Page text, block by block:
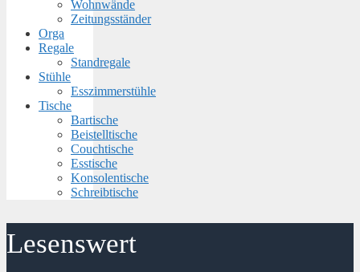
Wohnwände
Zeitungsständer
Orga
Regale
Standregale
Stühle
Esszimmerstühle
Tische
Bartische
Beistelltische
Couchtische
Esstische
Konsolentische
Schreibtische
Lesenswert